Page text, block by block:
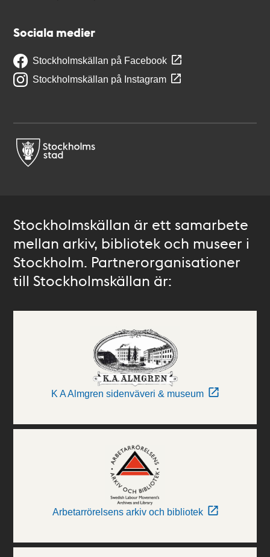
Sociala medier
Stockholmskällan på Facebook
Stockholmskällan på Instagram
Stockholmskällan är ett samarbete
mellan arkiv, bibliotek och museer i
Stockholm. Partnerorganisationer
till Stockholmskällan är:
K A Almgren sidenväveri & museum
Arbetarrörelsens arkiv och bibliotek